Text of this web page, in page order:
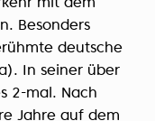
mit dem
Besonders
deutsche
In seiner über
2-mal. Nach
Jahre auf dem